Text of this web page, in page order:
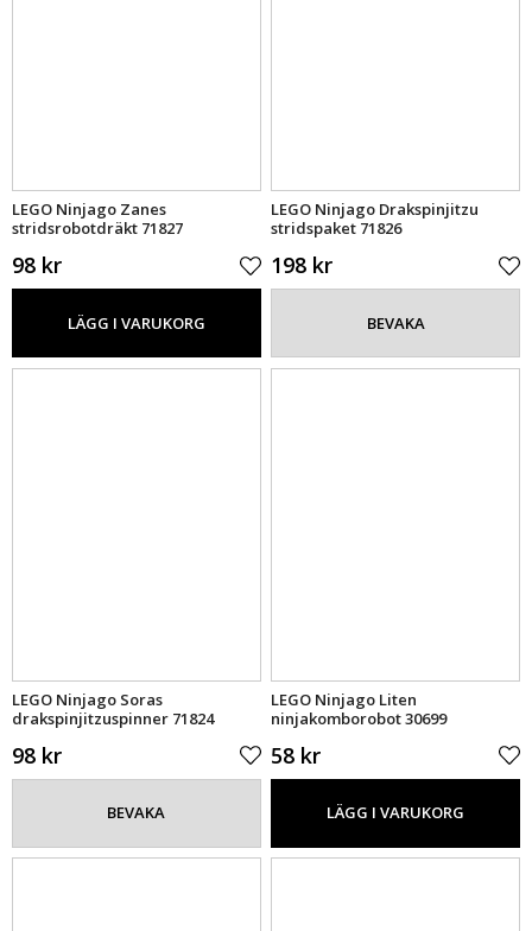
LEGO Ninjago Zanes
stridsrobotdräkt 71827
98 kr
LÄGG I VARUKORG
LEGO Ninjago Drakspinjitzu
stridspaket 71826
198 kr
BEVAKA
LEGO Ninjago Soras
drakspinjitzuspinner 71824
98 kr
BEVAKA
LEGO Ninjago Liten
ninjakomborobot 30699
58 kr
LÄGG I VARUKORG